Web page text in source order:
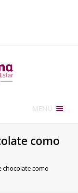
MENU
como
chocolate como